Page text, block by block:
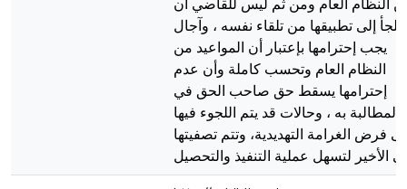
النظام العام ومن ثم ليس للقاضي أن
يلجأ إلى تطبيقها من تلقاء نفسه ، وآجال
يجب إحترامها بإعتبار أن المواعيد من
النظام العام وتحسب كاملة وأن عدم
إحترامها يسقط حق صاحب الحق في
المطالبة به ، وحالات قد يتم اللجوء فيها
فرض الغرامة التهديدية، وتتم تصفيتها
الأخير لتسهل عملية التنفيذ والتحصيل